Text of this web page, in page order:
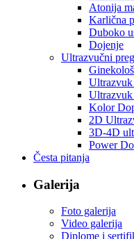
Atonija
Karlična
Duboko
Dojenje
Ultrazvučni
Kolor
2D
3D-4D
Power
Česta pitanja
Galerija
Foto galerija
Video galerija
Diplome i